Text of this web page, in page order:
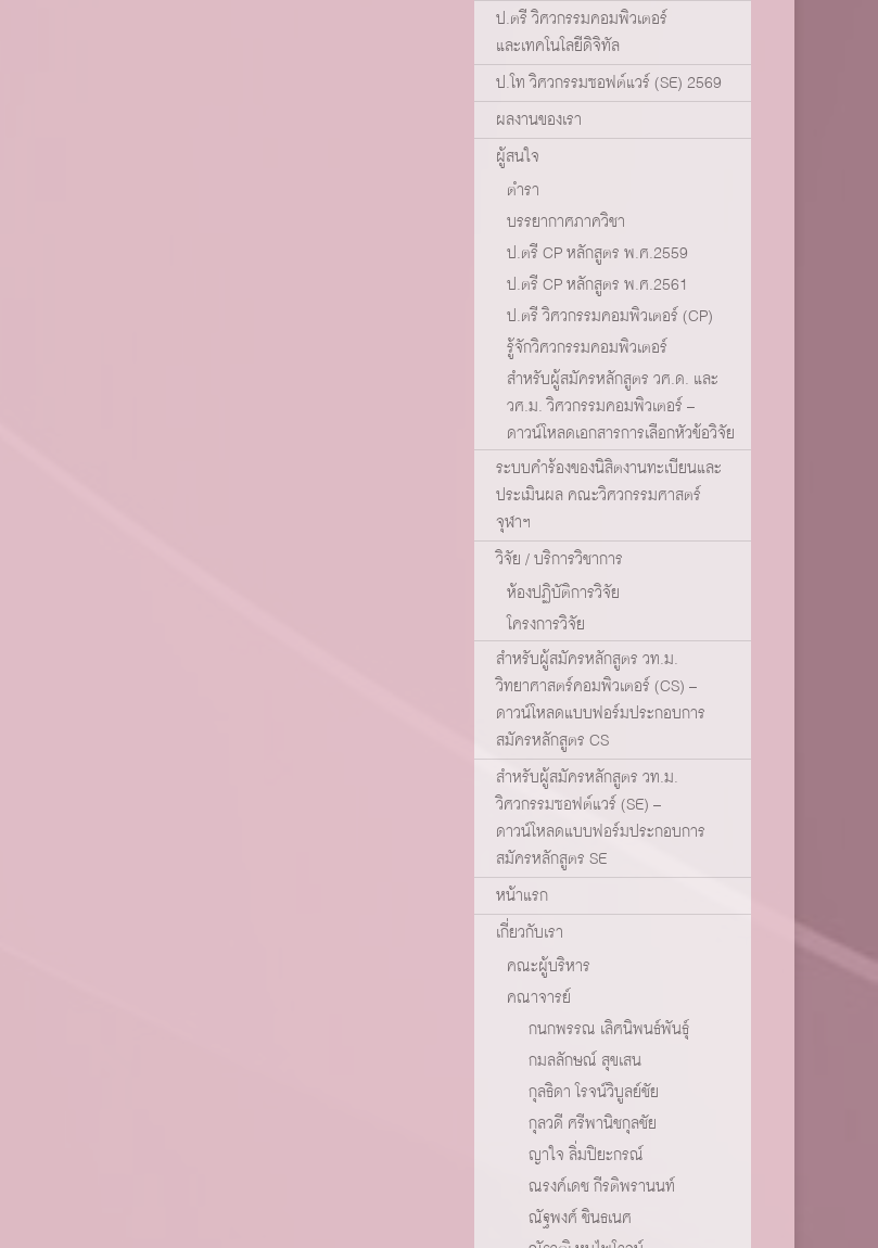
ป.ตรี วิศวกรรมคอมพิวเตอร์
และเทคโนโลยีดิจิทัล
ป.โท วิศวกรรมซอฟต์แวร์ (SE) 2569
ผลงานของเรา
ผู้สนใจ
ตำรา
บรรยากาศภาควิชา
ป.ตรี CP หลักสูตร พ.ศ.2559
ป.ตรี CP หลักสูตร พ.ศ.2561
ป.ตรี วิศวกรรมคอมพิวเตอร์ (CP)
รู้จักวิศวกรรมคอมพิวเตอร์
สำหรับผู้สมัครหลักสูตร วศ.ด. และ
วศ.ม. วิศวกรรมคอมพิวเตอร์ –
ดาวน์โหลดเอกสารการเลือกหัวข้อวิจัย
ระบบคำร้องของนิสิตงานทะเบียนและ
ประเมินผล คณะวิศวกรรมศาสตร์
จุฬาฯ
วิจัย / บริการวิชาการ
ห้องปฏิบัติการวิจัย
โครงการวิจัย
สำหรับผู้สมัครหลักสูตร วท.ม.
วิทยาศาสตร์คอมพิวเตอร์ (CS) –
ดาวน์โหลดแบบฟอร์มประกอบการ
สมัครหลักสูตร CS
สำหรับผู้สมัครหลักสูตร วท.ม.
วิศวกรรมซอฟต์แวร์ (SE) –
ดาวน์โหลดแบบฟอร์มประกอบการ
สมัครหลักสูตร SE
หน้าแรก
เกี่ยวกับเรา
คณะผู้บริหาร
คณาจารย์
กนกพรรณ เลิศนิพนธ์พันธุ์
กมลลักษณ์ สุขเสน
กุลธิดา โรจน์วิบูลย์ชัย
กุลวดี ศรีพานิชกุลชัย
ญาใจ ลิ่มปิยะกรณ์
ณรงค์เดช กีรติพรานนท์
ณัฐพงศ์ ชินธเนศ